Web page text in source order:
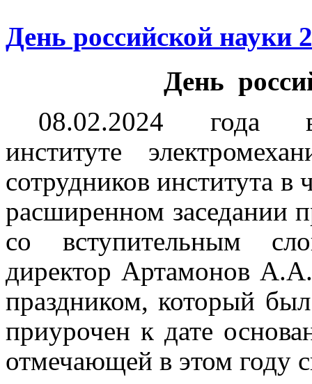
День российской науки
День
08.02.2024 года в
институте
сотрудников института в
расширенном
со вступительным
директор Артамонов
праздником, который
приурочен к дате
отмечающей в этом году